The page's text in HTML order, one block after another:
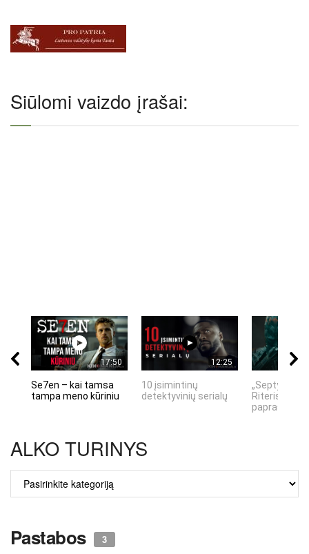
Siūlomi vaizdo įrašai:
17:50
Se7en – kai tamsa
tampa meno kūriniu
12:25
10 įsimintinų
detektyvinių serialų
„Septynių
Riteris" – kai
ALKO TURINYS
ALKO
TURINYS
Pastabos 3